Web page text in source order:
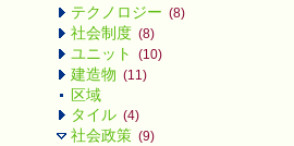
テクノロジー (8)
社会制度 (8)
ユニット (10)
建造物 (11)
区域
タイル (4)
社会政策 (9)